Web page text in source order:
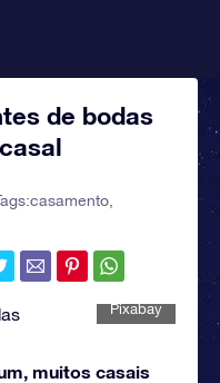
de bodas
casamento
Pixabay
muitos casais